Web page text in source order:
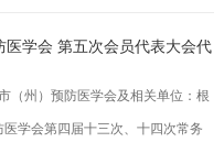
统一收取；3、名誉会员：免收会
学会 第五次会员代表大会代
（州）预防医学会及相关单位：根
学会第四届十三次、十四次常务